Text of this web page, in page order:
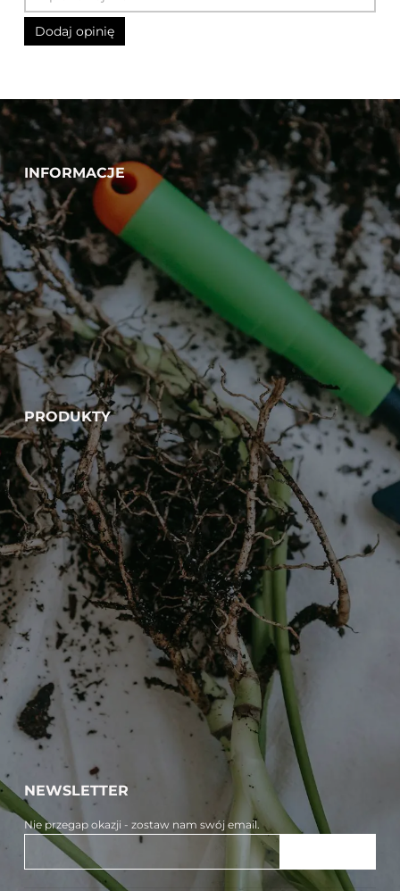
INFORMACJE
PRODUKTY
NEWSLETTER
Nie przegap okazji - zostaw nam swój email.